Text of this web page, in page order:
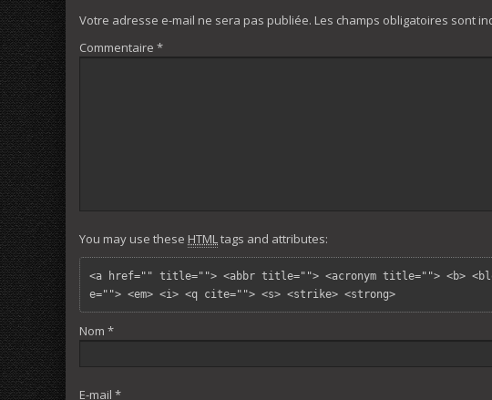
Votre adresse e-mail ne sera pas publiée. Les champs obligatoires sont
Commentaire *
You may use these HTMLtags and attributes:
<a href="" title=""> <abbr title=""> <acronym title=""> <b>
e=""> <em> <i> <q cite=""> <s> <strike> <strong>
Nom *
E-mail *